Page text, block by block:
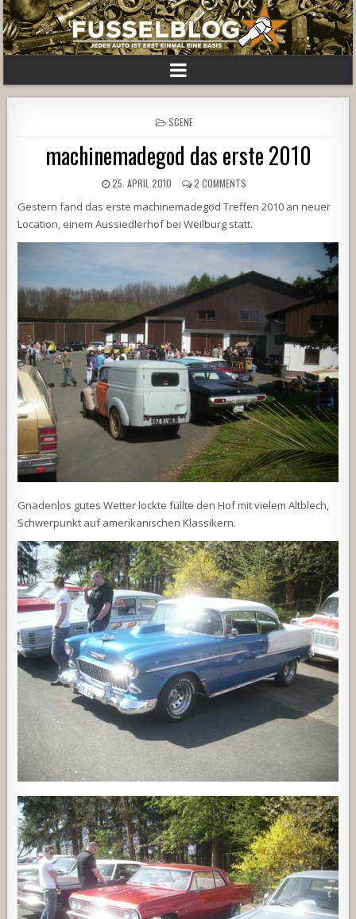
POSTED
IN
SCENE
machinemadegod das erste 2010
25. APRIL 2010 2 COMMENTS
Gestern fand das erste machinemadegod Treffen 2010 an neuer
Location, einem Aussiedlerhof bei Weilburg statt.
Gnadenlos gutes Wetter lockte füllte den Hof mit vielem Altblech,
Schwerpunkt auf amerikanischen Klassikern.